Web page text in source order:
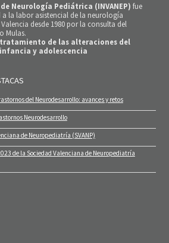
Neurología Pediátrica (INVANEP) fue
la labor asistencial de la neurología
desde 1980 por la consulta del
Mulas.
de las alteraciones del
y adolescencia
del Neurodesarrollo: avances y retos
Neurodesarrollo
de Neuropediatría (SVANP)
de la Sociedad Valenciana de Neuropediatría